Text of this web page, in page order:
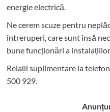
energie electrică.
Ne cerem scuze pentru
întreruperi, care sunt însă
bune funcționări a
Relații suplimentare la tel
500 929.